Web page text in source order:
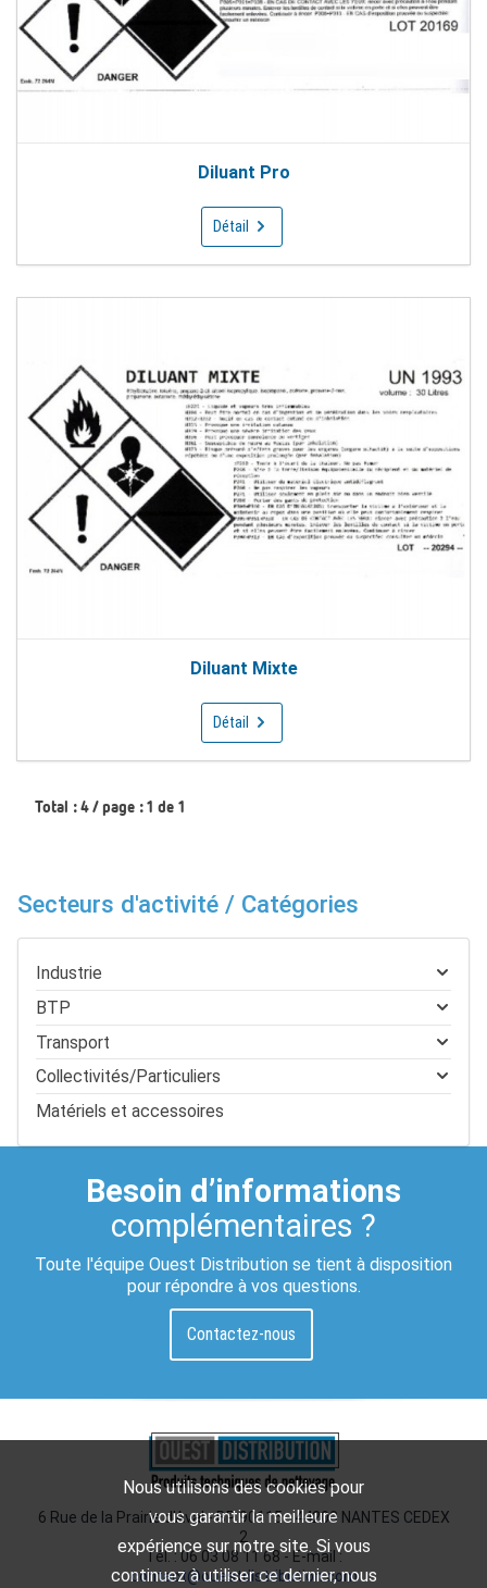
Diluant Pro
Détail
Diluant Mixte
Détail
Total : 4 / page : 1 de 1
Secteurs d'activité / Catégories
Industrie
BTP
Transport
Collectivités/Particuliers
Matériels et accessoires
Besoin d’informations
complémentaires ?
Toute l'équipe Ouest Distribution se tient à disposition
pour répondre à vos questions.
Contactez-nous
6 Rue de la Prairie d'Aval - BP 90115 - 44200 NANTES CEDEX
2
Tél. : 06 03 08 11 68 - E-mail :
contact@ouestdistribution.com
Nous utilisons des cookies pour
vous garantir la meilleure
expérience sur notre site. Si vous
continuez à utiliser ce dernier, nous